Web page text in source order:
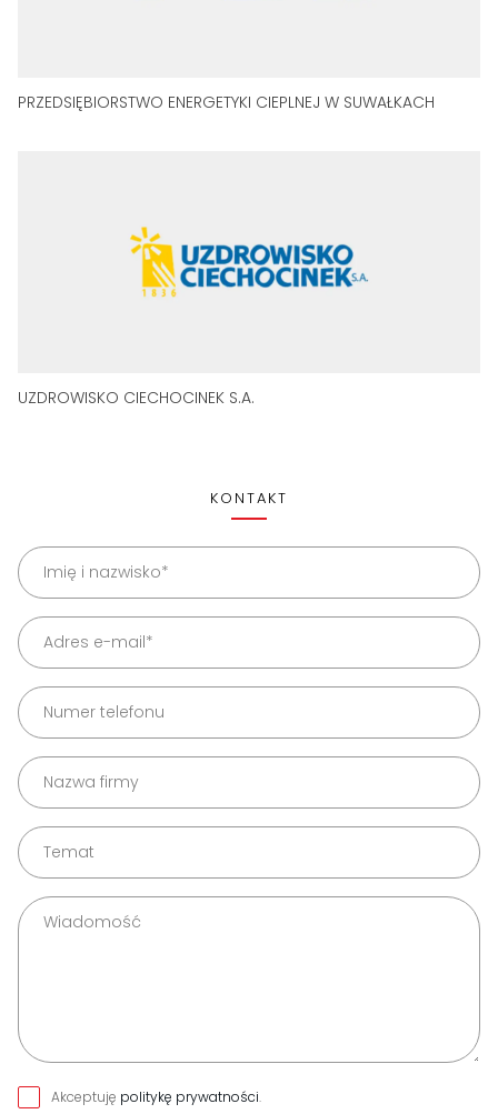
PRZEDSIĘBIORSTWO ENERGETYKI CIEPLNEJ W SUWAŁKACH
UZDROWISKO CIECHOCINEK S.A.
KONTAKT
Akceptuję politykę prywatności.